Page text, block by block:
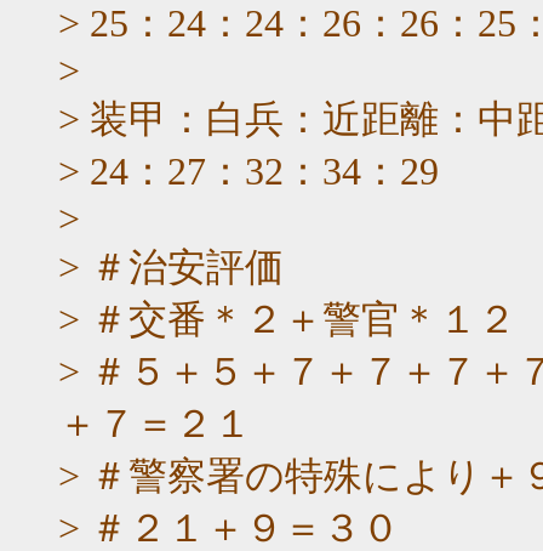
> 25：24：24：26：26：25
>
> 装甲：白兵：近距離：中
> 24：27：32：34：29
>
> ＃治安評価
> ＃交番＊２＋警官＊１２
> ＃５＋５＋７＋７＋７＋
＋７＝２１
> ＃警察署の特殊により＋
> ＃２１＋９＝３０